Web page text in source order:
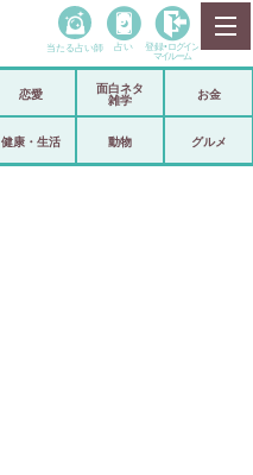
政治
当たる占い師 占い 登録• ログイン
マイルーム
恋愛
面白ネタ
雑学
お金
健康・生活 動物 グルメ